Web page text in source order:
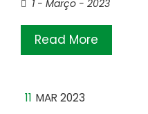
1 - Março - 2023
Read More
11 MAR 2023